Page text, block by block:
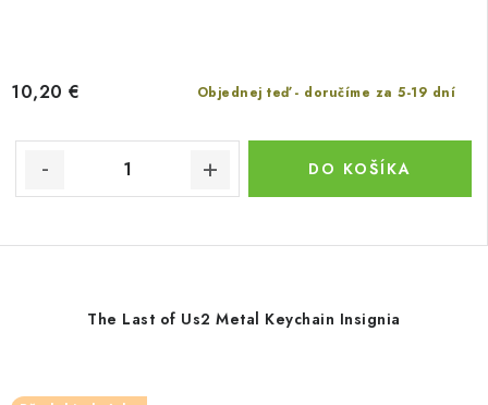
Objednej teď - doručíme za 5-19 dní
10,20 €
DO KOŠÍKA
The Last of Us2 Metal Keychain Insignia